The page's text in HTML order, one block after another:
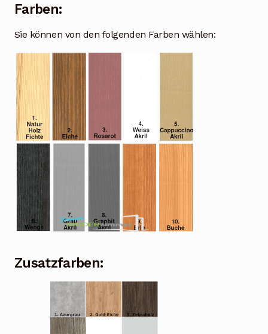
Farben:
Sie können von den folgenden Farben wählen:
Zusatzfarben: